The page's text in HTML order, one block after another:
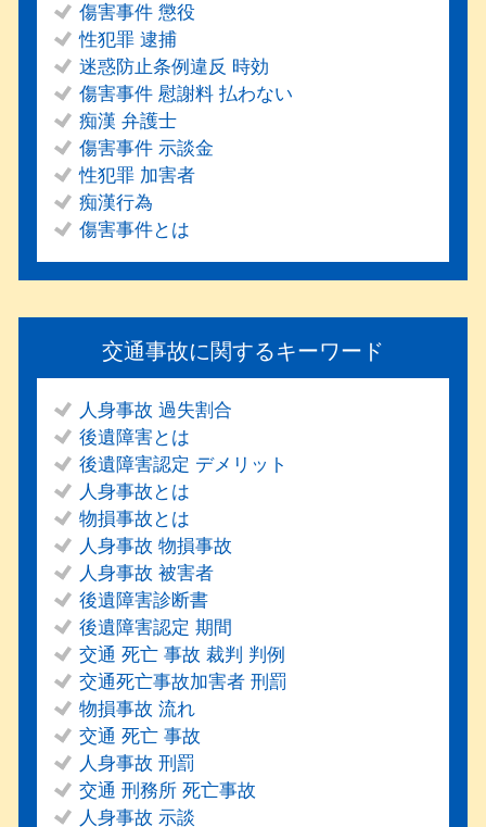
傷害事件 懲役
性犯罪 逮捕
迷惑防止条例違反 時効
傷害事件 慰謝料 払わない
痴漢 弁護士
傷害事件 示談金
性犯罪 加害者
痴漢行為
傷害事件とは
交通事故に関するキーワード
人身事故 過失割合
後遺障害とは
後遺障害認定 デメリット
人身事故とは
物損事故とは
人身事故 物損事故
人身事故 被害者
後遺障害診断書
後遺障害認定 期間
交通 死亡 事故 裁判 判例
交通死亡事故加害者 刑罰
物損事故 流れ
交通 死亡 事故
人身事故 刑罰
交通 刑務所 死亡事故
人身事故 示談